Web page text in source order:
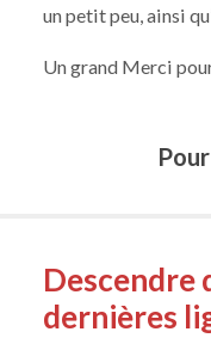
un petit peu, ainsi
Un grand Merci
Descendre
dernières